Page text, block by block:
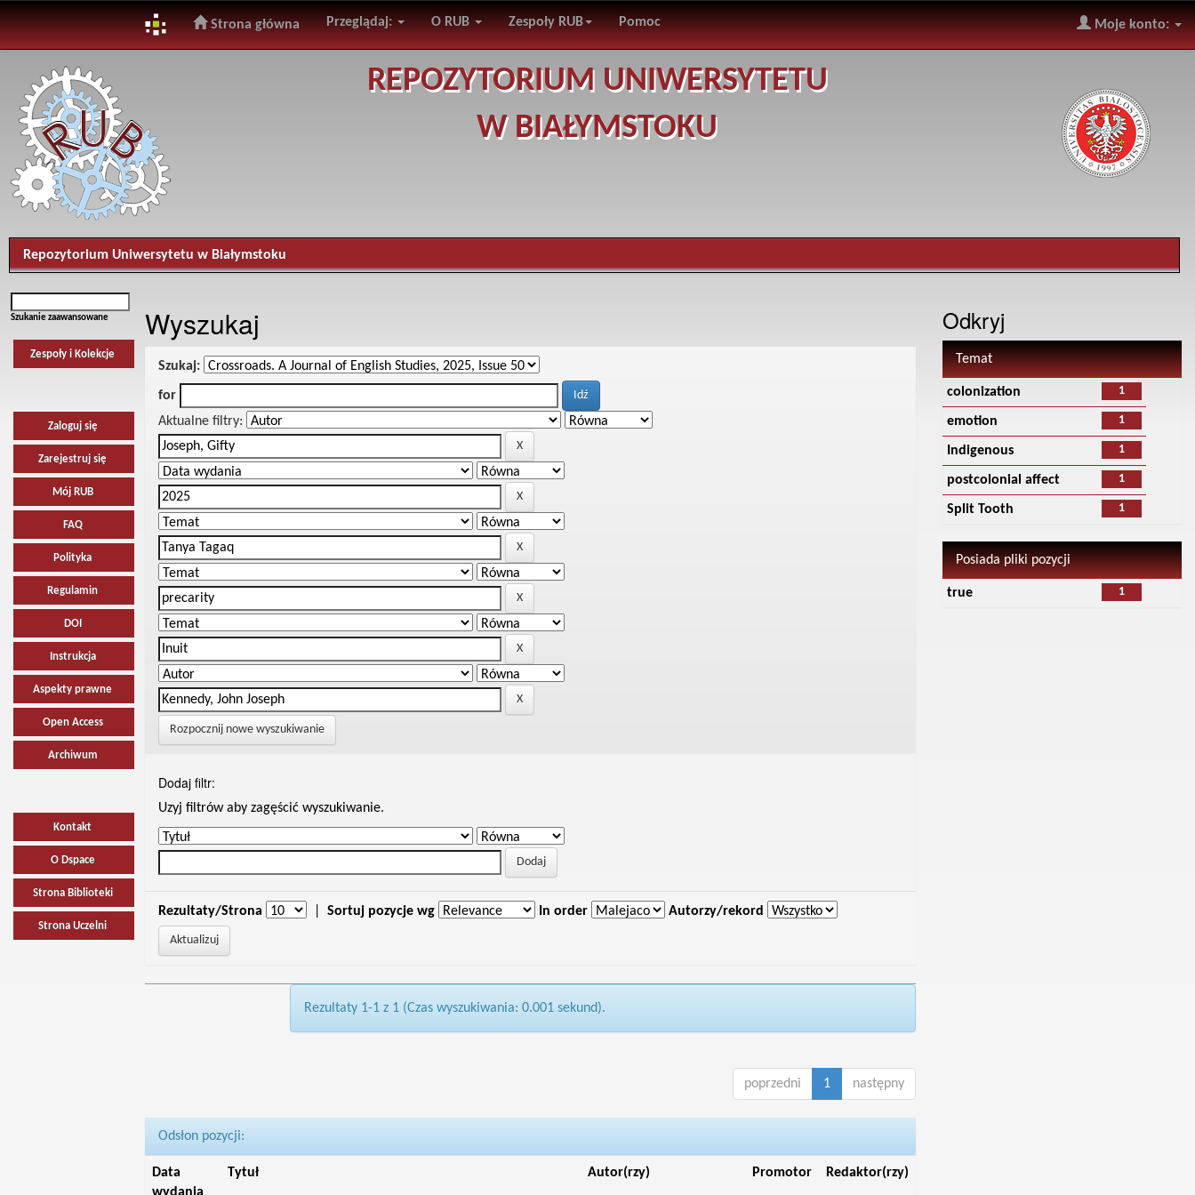
navigation
Strona główna Przeglądaj: O RUB Zespoły RUB Pomoc Moje konto:
REPOZYTORIUM UNIWERSYTETU
W BIAŁYMSTOKU
Repozytorium Uniwersytetu w Białymstoku
Szukanie zaawansowane
Zespoły i Kolekcje
Zaloguj się
Zarejestruj się
Mój RUB
FAQ
Polityka
Regulamin
DOI
Instrukcja
Aspekty prawne
Open Access
Archiwum
Kontakt
O Dspace
Strona Biblioteki
Strona Uczelni
Wyszukaj
Szukaj:
for
Aktualne filtry:
Rozpocznij nowe wyszukiwanie
Dodaj filtr:
Uzyj filtrów aby zagęścić wyszukiwanie.
Rezultaty/Strona Sortuj pozycje wg In order Autorzy/rekord
Rezultaty 1-1 z 1 (Czas wyszukiwania: 0.001 sekund).
poprzedni 1 następny
Odsłon pozycji:
Data
Tytuł Autor(rzy) Promotor Redaktor(rzy)
Odkryj
Temat
1
colonization
1
emotion
1
Indigenous
1
postcolonial affect
1
Split Tooth
Posiada pliki pozycji
1
true